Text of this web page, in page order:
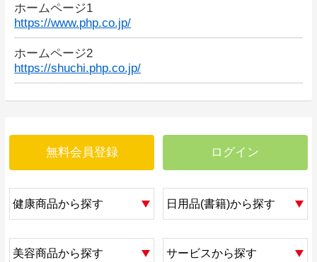
ホームページ1
https://www.php.co.jp/
ホームページ2
https://shuchi.php.co.jp/
無料会員登録 ログイン